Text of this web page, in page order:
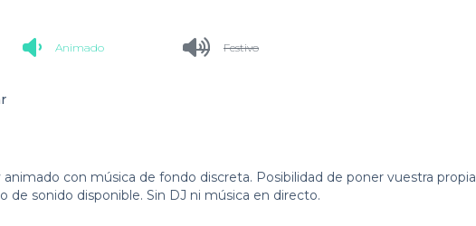
Animado Festivo
con música de fondo discreta. Posibilidad de poner vuestra propia
de sonido disponible. Sin DJ ni música en directo.